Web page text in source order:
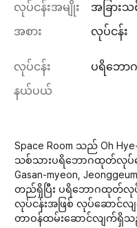
လုပ်ငန်းအမျိုး
အစား
အခြား
လုပ်ငန်း
လုပ်ငန်း
နယ်ပယ်
ပရိဘောဂ
Space Room သည် Oh
သစ်သားပရိဘောဂထုတ်လုပ်
Gasan-myeon,
တည်ရှိပြီး ပရိဘောဂထုတ်လုပ်ခ
လုပ်ငန်းအဖြစ် လုပ်ဆောင်
တာဝန်ထမ်းဆောင်လျက်ရှိ